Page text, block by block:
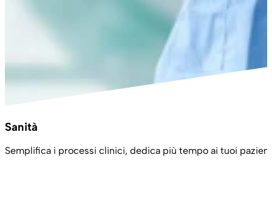
Sanità
Semplifica i processi clinici, dedica più tempo ai tuoi